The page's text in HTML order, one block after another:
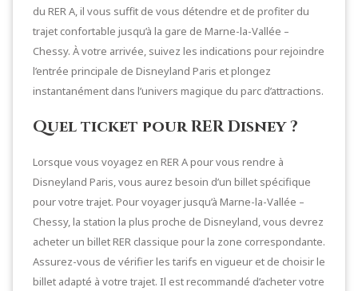
du RER A, il vous suffit de vous détendre et de profiter du
trajet confortable jusqu’à la gare de Marne-la-Vallée –
Chessy. À votre arrivée, suivez les indications pour rejoindre
l’entrée principale de Disneyland Paris et plongez
instantanément dans l’univers magique du parc d’attractions.
Quel ticket pour RER Disney ?
Lorsque vous voyagez en RER A pour vous rendre à
Disneyland Paris, vous aurez besoin d’un billet spécifique
pour votre trajet. Pour voyager jusqu’à Marne-la-Vallée –
Chessy, la station la plus proche de Disneyland, vous devrez
acheter un billet RER classique pour la zone correspondante.
Assurez-vous de vérifier les tarifs en vigueur et de choisir le
billet adapté à votre trajet. Il est recommandé d’acheter votre